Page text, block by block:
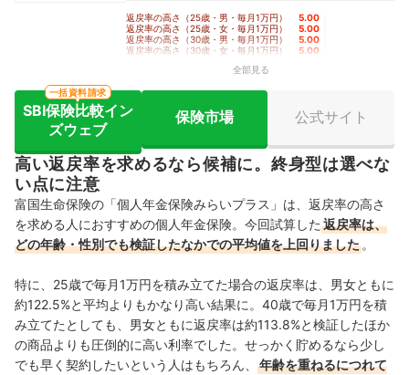
返戻率の高さ（25歳・男・毎月1万円） 5.00
返戻率の高さ（25歳・女・毎月1万円） 5.00
返戻率の高さ（30歳・男・毎月1万円） 5.00
返戻率の高さ（30歳・女・毎月1万円） 5.00
返戻率の高さ（35歳・女・毎月1万円）
返戻率の高さ（40歳・女・毎月1万円）
全部見る
SBI保険比較イン
ズウェブ
一括資料請求
保険市場 公式サイト
高い返戻率を求めるなら候補に。終身型は選べな
い点に注意
富国生命保険の「個人年金保険みらいプラス」は、返戻率の高さ
を求める人におすすめの個人年金保険。今回試算した 返戻率は、
どの年齢・性別でも検証したなかでの平均値を上回りました 。
特に、25歳で毎月1万円を積み立てた場合の返戻率は、男女ともに
約122.5%と平均よりもかなり高い結果に。40歳で毎月1万円を積
み立てたとしても、男女ともに返戻率は約113.8%と検証したほか
の商品よりも圧倒的に高い利率でした。せっかく貯めるなら少し
でも早く契約したいという人はもちろん、
年齢を重ねるにつれて